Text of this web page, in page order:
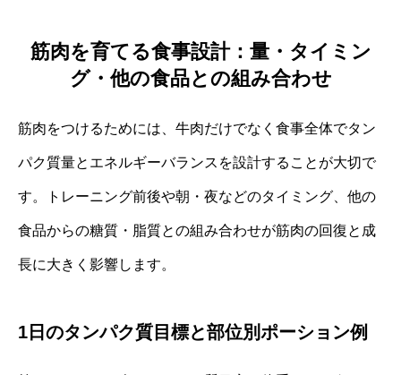
筋肉を育てる食事設計：量・タイミン
グ・他の食品との組み合わせ
筋肉をつけるためには、牛肉だけでなく食事全体でタン
パク質量とエネルギーバランスを設計することが大切で
す。トレーニング前後や朝・夜などのタイミング、他の
食品からの糖質・脂質との組み合わせが筋肉の回復と成
長に大きく影響します。
1日のタンパク質目標と部位別ポーション例